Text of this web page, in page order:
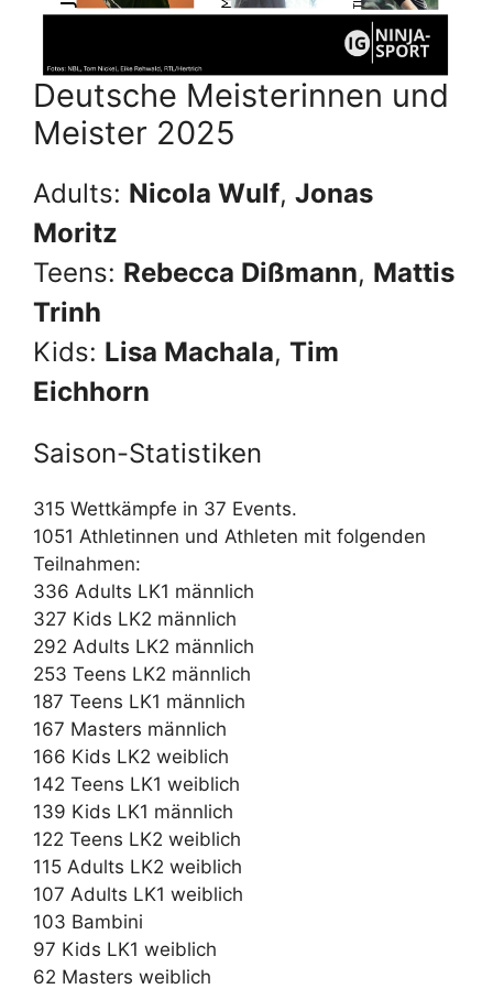
Deutsche Meisterinnen und
Meister 2025
Adults: Nicola Wulf, Jonas
Moritz
Teens: Rebecca Dißmann, Mattis
Trinh
Kids: Lisa Machala, Tim
Eichhorn
Saison-Statistiken
315 Wettkämpfe in 37 Events.
1051 Athletinnen und Athleten mit folgenden
Teilnahmen:
336 Adults LK1 männlich
327 Kids LK2 männlich
292 Adults LK2 männlich
253 Teens LK2 männlich
187 Teens LK1 männlich
167 Masters männlich
166 Kids LK2 weiblich
142 Teens LK1 weiblich
139 Kids LK1 männlich
122 Teens LK2 weiblich
115 Adults LK2 weiblich
107 Adults LK1 weiblich
103 Bambini
97 Kids LK1 weiblich
62 Masters weiblich